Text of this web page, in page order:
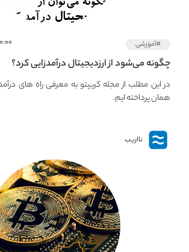
#آموزشی ۰۰:۰۰ جمعه -
چگونه می‌شود از ارزدیجیتال درآمدزایی کرد؟
در این مطلب از مجله کریپتو به معرفی راه های
همان پرداخته ایم.
نااریب